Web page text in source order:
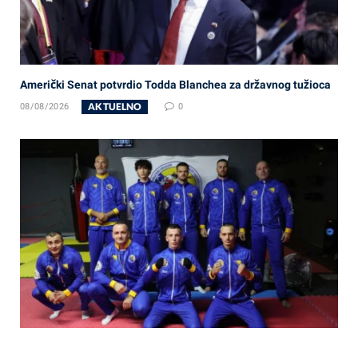
Američki Senat potvrdio Todda Blanchea za državnog tužioca
08/08/2026 AKTUELNO 0